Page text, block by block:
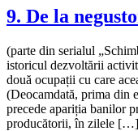
9. De la
(parte din serialul
istoricul dezvoltării
două ocupații cu care
(Deocamdată, prima din
precede apariția banilor
producătorii, în zilele […]